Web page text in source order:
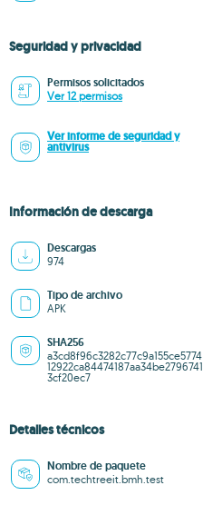
Seguridad y privacidad
Permisos solicitados
Ver 12 permisos
Ver informe de seguridad y
antivirus
Información de descarga
Descargas
974
Tipo de archivo
APK
SHA256
a3cd8f96c3282c77c9a155ce5774
12922ca84474187aa34be2796741
3cf20ec7
Detalles técnicos
Nombre de paquete
com.techtreeit.bmh.test